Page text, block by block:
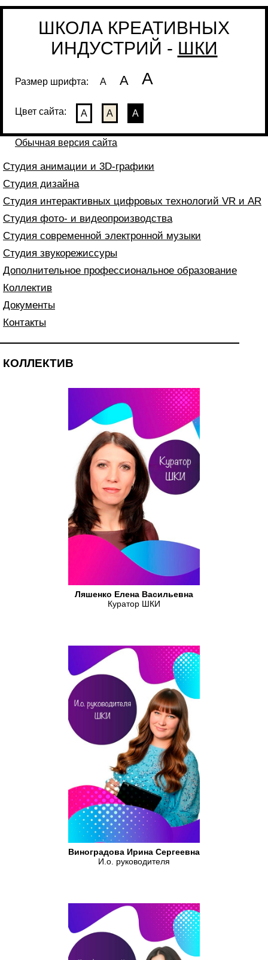
ШКОЛА КРЕАТИВНЫХ
ИНДУСТРИЙ - ШКИ
Размер шрифта: А А А
Цвет сайта: А А А
Обычная версия сайта
Студия анимации и 3D-графики
Студия дизайна
Студия интерактивных цифровых технологий VR и AR
Студия фото- и видеопроизводства
Студия современной электронной музыки
Студия звукорежиссуры
Дополнительное профессиональное образование
Коллектив
Документы
Контакты
КОЛЛЕКТИВ
Ляшенко Елена Васильевна
Куратор ШКИ
Виноградова Ирина Сергеевна
И.о. руководителя